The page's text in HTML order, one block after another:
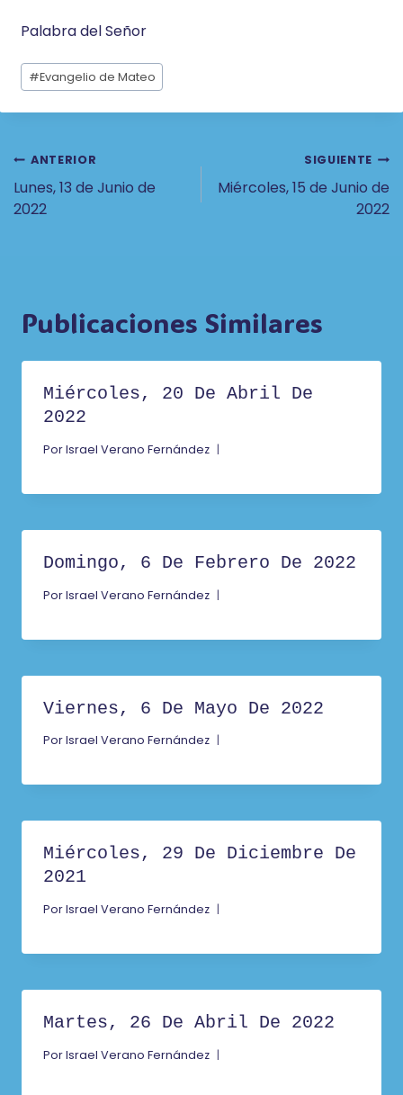
Palabra del Señor
Etiquetas
de
la
#Evangelio de Mateo
Navegación
De
ANTERIOR
Lunes, 13 de Junio de
2022
SIGUIENTE
Miércoles, 15 de Junio de
2022
Publicaciones Similares
Miércoles, 20 De Abril De
2022
PorIsrael Verano Fernández
Domingo, 6 De Febrero De 2022
PorIsrael Verano Fernández
Viernes, 6 De Mayo De 2022
PorIsrael Verano Fernández
Miércoles, 29 De Diciembre De
2021
PorIsrael Verano Fernández
Martes, 26 De Abril De 2022
PorIsrael Verano Fernández